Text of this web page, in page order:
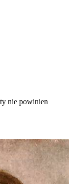
nie powinien